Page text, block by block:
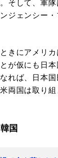
そして、軍隊
ジェンシー・
きにアメリカ
が仮にも日本
れば、日本国
両国は取り組
国